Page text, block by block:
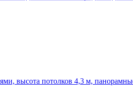
высота потолков 4,3 м,